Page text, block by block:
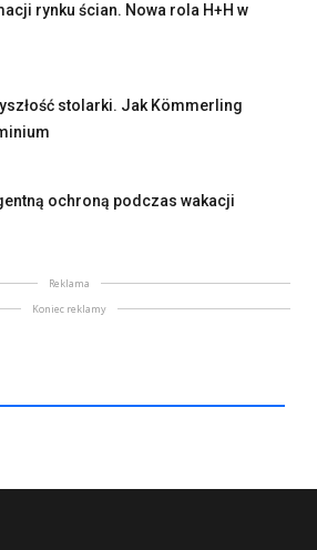
rynku ścian. Nowa rola H+H w
stolarki. Jak Kömmerling
ochroną podczas wakacji
Reklama
Koniec reklamy